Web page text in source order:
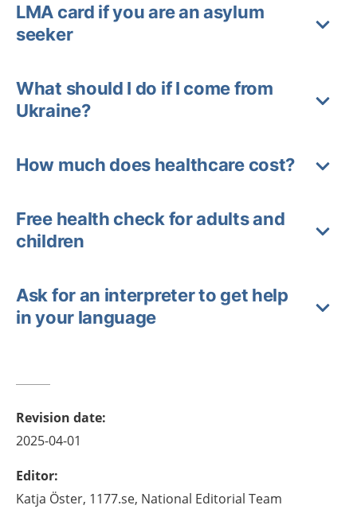
LMA card if you are an asylum
seeker
What should I do if I come from
Ukraine?
How much does healthcare cost?
Free health check for adults and
children
Ask for an interpreter to get help
in your language
Revision date:
2025-04-01
Editor:
Katja Öster, 1177.se, National Editorial Team